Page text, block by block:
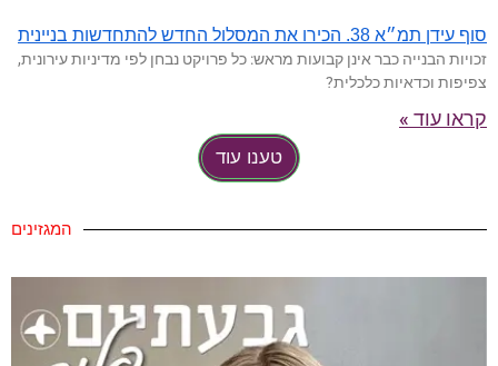
סוף עידן תמ״א 38. הכירו את המסלול החדש להתחדשות בניינית
זכויות הבנייה כבר אינן קבועות מראש: כל פרויקט נבחן לפי מדיניות עירונית,
צפיפות וכדאיות כלכלית?
קראו עוד »
טענו עוד
המגזינים